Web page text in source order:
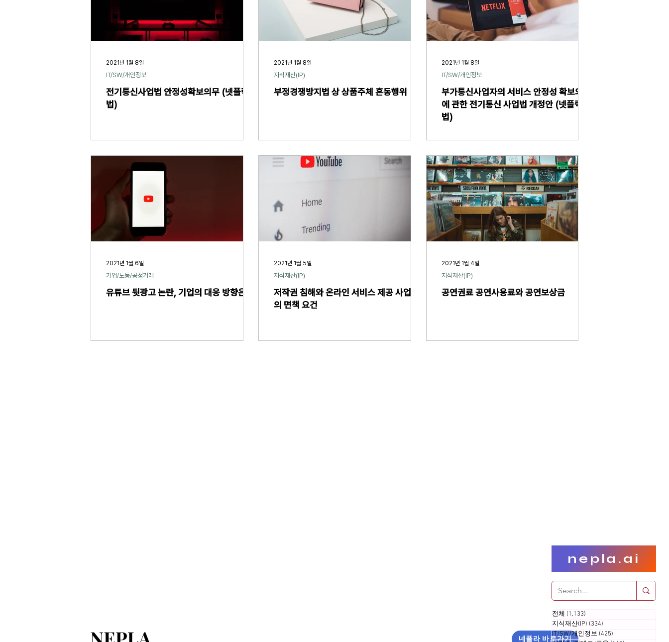
전기통신사업법 안정성확보의무 (넷플릭스
법)
IT/SW/개인정보
2021년 1월 8일
부정경쟁방지법 상 상품주체 혼동행위
지식재산(IP)
2021년 1월 8일
부가통신사업자의 서비스 안정성 확보의무
에 관한 전기통신 사업법 개정안 (넷플릭스
법)
IT/SW/개인정보
2021년 1월 8일
유튜브 뒷광고 논란, 기업의 대응 방향은?
기업/노동/공정거래
2021년 1월 6일
저작권 침해와 온라인 서비스 제공 사업자
의 면책 요건
지식재산(IP)
2021년 1월 5일
공연권료 공연사용료와 공연보상금
지식재산(IP)
2021년 1월 4일
nepla.ai
전체 (1,133)
지식재산(IP) (334)
IT/SW/개인정보 (425)
네플라 바로가기